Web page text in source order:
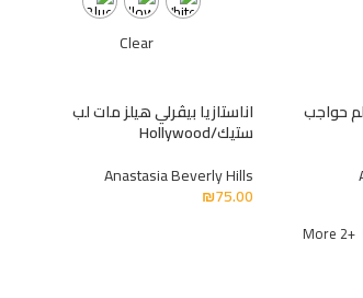
Clear
حواجب
+2 More
اناستازيا بيڤرلي هيلز مات لب
ستيك/Hollywood
Anastasia Beverly Hills
₪75.00